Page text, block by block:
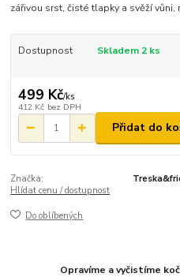
zářivou srst, čisté tlapky a svěží vůni,
Dostupnost Skladem 2 ks
499 Kč/ks
412 Kč bez DPH
Přidat do
Značka:
Hlídat cenu / dostupnost
Do oblíbených
Opravíme a vyčistíme